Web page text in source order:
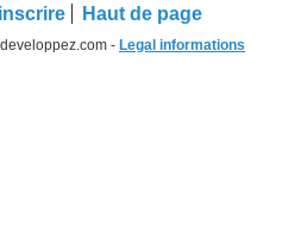
Haut de page
- Legal informations